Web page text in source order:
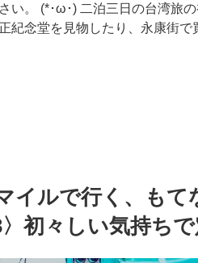
い。 (*･ω･) 二泊三日の台湾旅
紀念堂を見物したり、永康街で
イルで行く、もて
初々しい気持ち